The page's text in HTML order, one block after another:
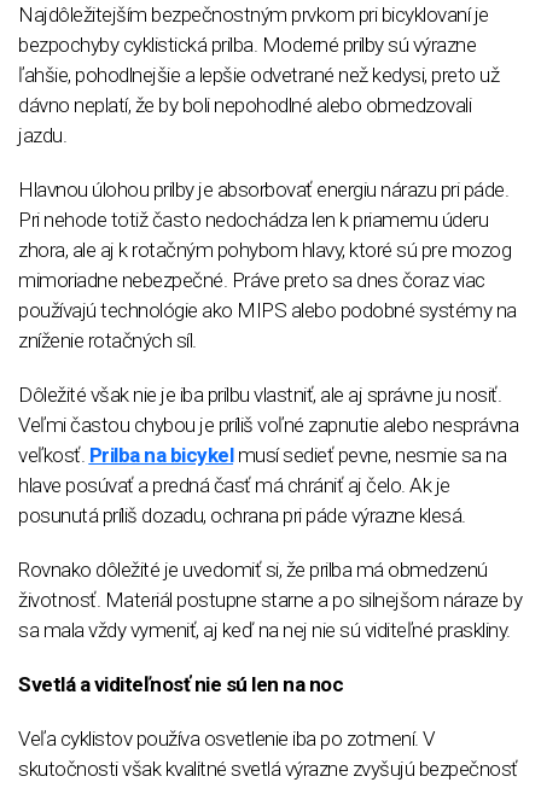
Najdôležitejším bezpečnostným prvkom pri bicyklovaní je
bezpochyby cyklistická prilba. Moderné prilby sú výrazne
ľahšie, pohodlnejšie a lepšie odvetrané než kedysi, preto už
dávno neplatí, že by boli nepohodlné alebo obmedzovali
jazdu.
Hlavnou úlohou prilby je absorbovať energiu nárazu pri páde.
Pri nehode totiž často nedochádza len k priamemu úderu
zhora, ale aj k rotačným pohybom hlavy, ktoré sú pre mozog
mimoriadne nebezpečné. Práve preto sa dnes čoraz viac
používajú technológie ako MIPS alebo podobné systémy na
zníženie rotačných síl.
Dôležité však nie je iba prilbu vlastniť, ale aj správne ju nosiť.
Veľmi častou chybou je príliš voľné zapnutie alebo nesprávna
veľkosť. Prilba na bicykelmusí sedieť pevne, nesmie sa na
hlave posúvať a predná časť má chrániť aj čelo. Ak je
posunutá príliš dozadu, ochrana pri páde výrazne klesá.
Rovnako dôležité je uvedomiť si, že prilba má obmedzenú
životnosť. Materiál postupne starne a po silnejšom náraze by
sa mala vždy vymeniť, aj keď na nej nie sú viditeľné praskliny.
Svetlá a viditeľnosť nie sú len na noc
Veľa cyklistov používa osvetlenie iba po zotmení. V
skutočnosti však kvalitné svetlá výrazne zvyšujú bezpečnosť